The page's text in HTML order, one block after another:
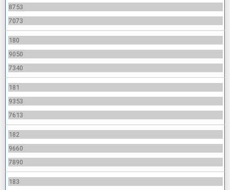
8753
7073
180
9050
7340
181
9353
7613
182
9660
7890
183